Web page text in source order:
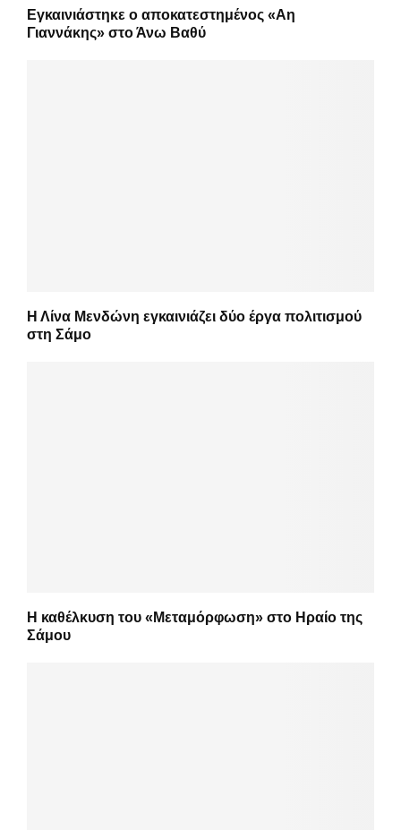
Εγκαινιάστηκε ο αποκατεστημένος «Αη
Γιαννάκης» στο Άνω Βαθύ
Η Λίνα Μενδώνη εγκαινιάζει δύο έργα πολιτισμού
στη Σάμο
Η καθέλκυση του «Μεταμόρφωση» στο Ηραίο της
Σάμου